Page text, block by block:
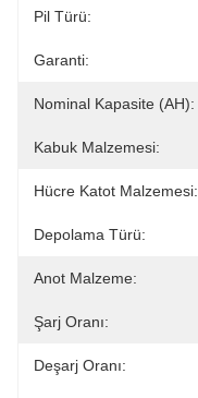
Pil Türü:
Garanti:
Nominal Kapasite (AH):
Kabuk Malzemesi:
Hücre Katot Malzemesi:
Depolama Türü:
Anot Malzeme:
Şarj Oranı:
Deşarj Oranı: